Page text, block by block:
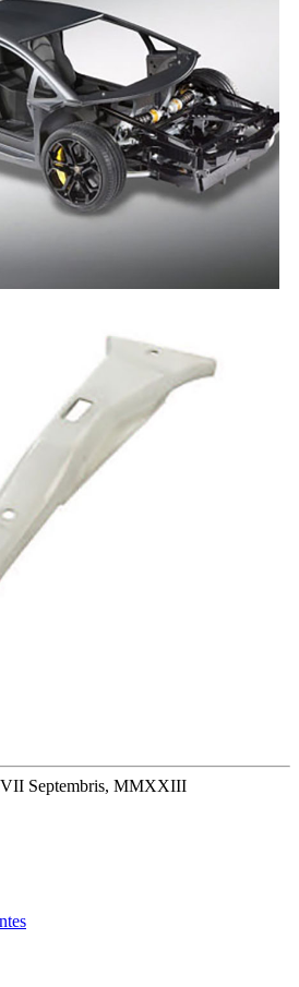
Septembris, MMXXIII